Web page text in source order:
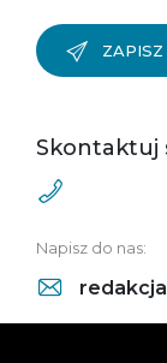
ZAPISZ
Skontaktuj
Napisz do nas: